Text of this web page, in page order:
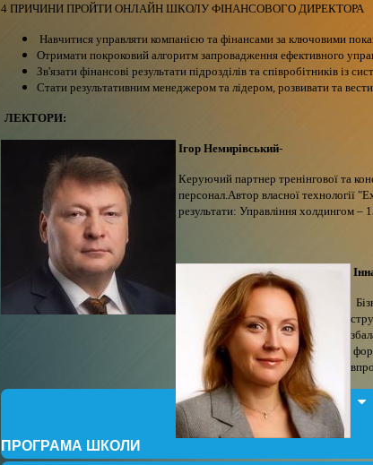
4 ПРИЧИНИ ПРОЙТИ ОНЛАЙН ШКОЛУ ФІНАНСОВОГО ДИРЕКТОРА
Навчитися управляти компанією та фінансами за ключовими
Отримати покроковий алгоритм запровадження ефективного
Зв'язати фінансові результати підрозділів та співробітників із
Стати результативним менеджером та лідером, розвивати та
ЛЕКТОРИ:
Ігор Немирівський-
Керуючий партнер тренінгової та
персонал.Автор власної технології
результати: Управління холдингом –
ПРОГРАМА ШКОЛИ